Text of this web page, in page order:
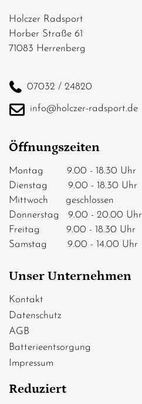
Holczer Radsport
Horber Straße 61
71083 Herrenberg
07032 / 24820
info@holczer-radsport.de
Öffnungszeiten
Montag 9.00 - 18.30 Uhr
Dienstag 9.00 - 18.30 Uhr
Mittwoch geschlossen
Donnerstag 9.00 - 20.00 Uhr
Freitag 9.00 - 18.30 Uhr
Samstag 9.00 - 14.00 Uhr
Unser Unternehmen
Kontakt
Datenschutz
AGB
Batterieentsorgung
Impressum
Reduziert